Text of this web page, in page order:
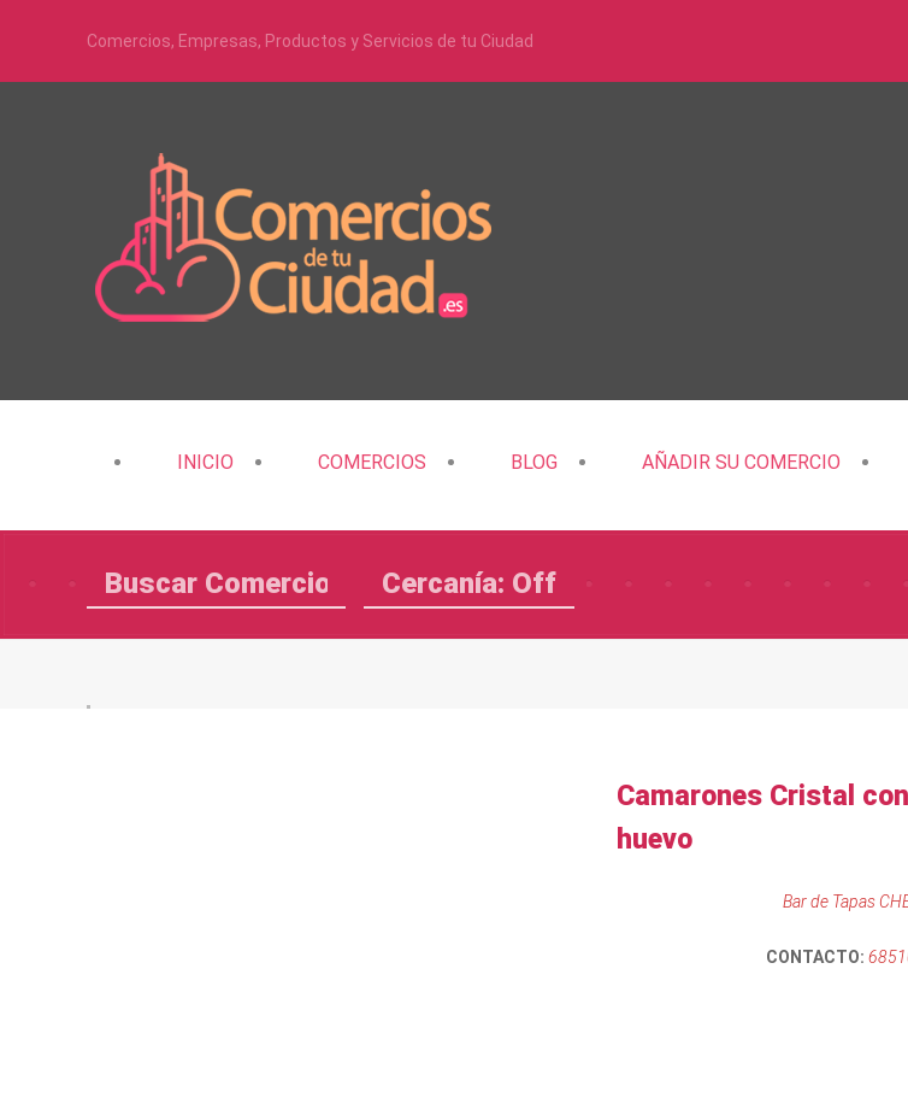
Comercios, Empresas, Productos y Servicios de tu Ciudad
INICIO COMERCIOS BLOG AÑADIR SU COMERCIO
Cercanía: Off
Camarones Cristal
huevo
Bar de Tapas
CONTACTO: